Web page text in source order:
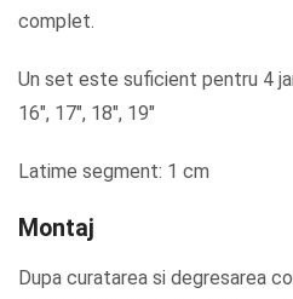
complet.
Un set este suficient pentru 4
16″, 17″, 18″, 19″
Latime segment: 1 cm
Montaj
Dupa curatarea si degresarea